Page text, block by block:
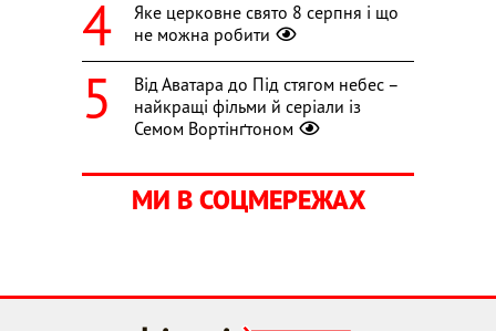
Яке церковне свято 8 серпня і що
не можна робити
Від Аватара до Під стягом небес –
найкращі фільми й серіали із
Семом Вортінґтоном
МИ В СОЦМЕРЕЖАХ